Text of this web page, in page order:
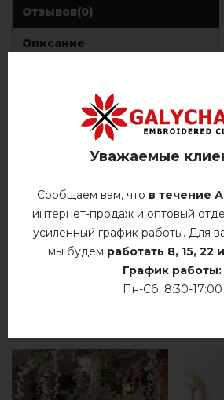
Отзывов(0)
Описание
ОТЗЫВЫ О МЕРЕЛИН
Уважаемые
Сообщаем вам, что в течение
интернет-продаж и оптовый
усиленный график работы. Для
мы будем работать 8, 15, 22
График работы:
Пн-Сб: 8:30-17:00